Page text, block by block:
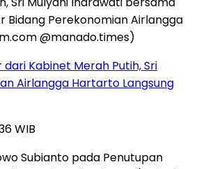
Kabinet Merah Putih, Sri
Airlangga Hartarto Langsung
WIB